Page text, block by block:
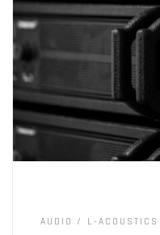
AUDIO L-ACOUSTICS